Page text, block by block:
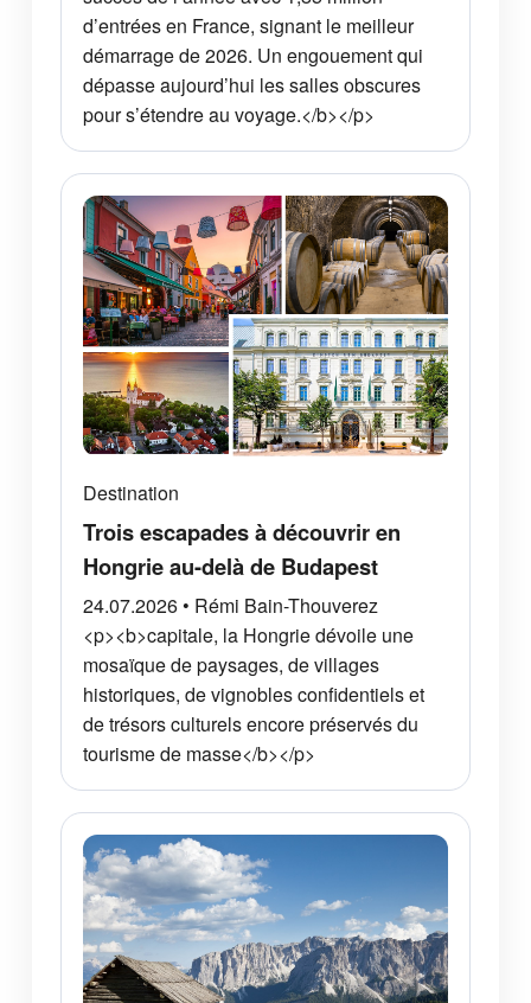
d’entrées en France, signant le meilleur
démarrage de 2026. Un engouement qui
dépasse aujourd’hui les salles obscures
pour s’étendre au voyage.</b></p>
Destination
Trois escapades à découvrir en
Hongrie au-delà de Budapest
24.07.2026 • Rémi Bain-Thouverez
<p><b>capitale, la Hongrie dévoile une
mosaïque de paysages, de villages
historiques, de vignobles confidentiels et
de trésors culturels encore préservés du
tourisme de masse</b></p>